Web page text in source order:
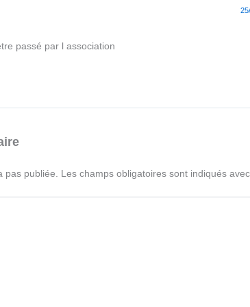
passé par l association
pas publiée. Les champs obligatoires sont indiqués avec